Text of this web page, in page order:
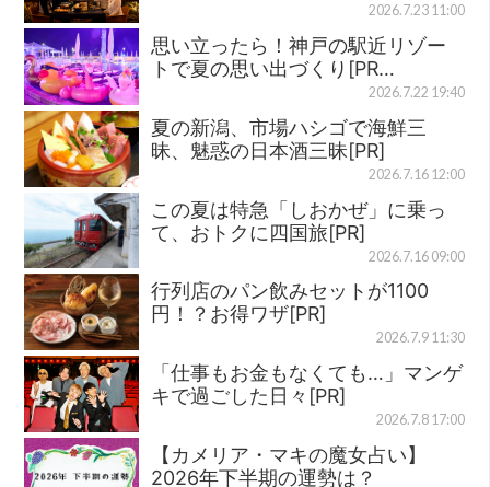
2026.7.23 11:00
思い立ったら！神戸の駅近リゾー
トで夏の思い出づくり[PR…
2026.7.22 19:40
夏の新潟、市場ハシゴで海鮮三
昧、魅惑の日本酒三昧[PR]
2026.7.16 12:00
この夏は特急「しおかぜ」に乗っ
て、おトクに四国旅[PR]
2026.7.16 09:00
行列店のパン飲みセットが1100
円！？お得ワザ[PR]
2026.7.9 11:30
「仕事もお金もなくても…」マンゲ
キで過ごした日々[PR]
2026.7.8 17:00
【カメリア・マキの魔女占い】
2026年下半期の運勢は？